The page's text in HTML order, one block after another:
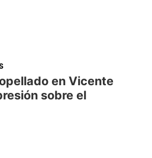
en Vicente
sobre el